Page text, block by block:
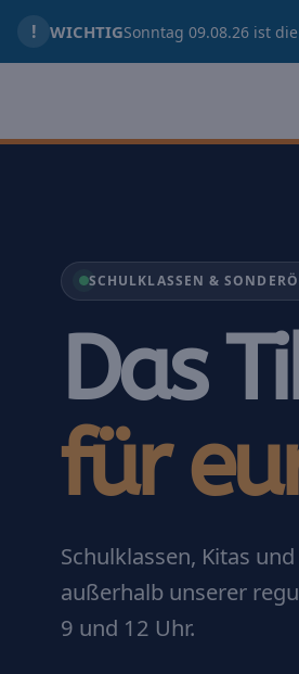
! WICHTIGSonntag 09.08.26 ist
Inhalt
springen
SCHULKLASSEN &
Das
für
Schulklassen, Kitas
außerhalb unserer
9 und 12 Uhr.